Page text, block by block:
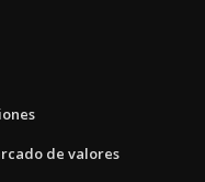
de valores